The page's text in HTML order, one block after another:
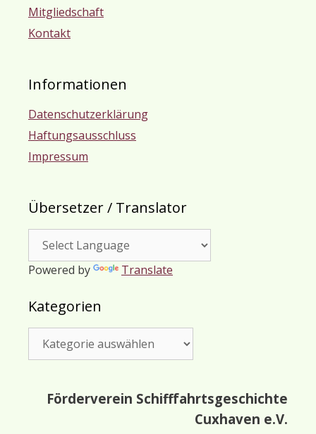
Mitgliedschaft
Kontakt
Informationen
Datenschutzerklärung
Haftungsausschluss
Impressum
Übersetzer / Translator
Powered by Translate
Kategorien
Förderverein Schifffahrtsgeschichte
Cuxhaven e.V.